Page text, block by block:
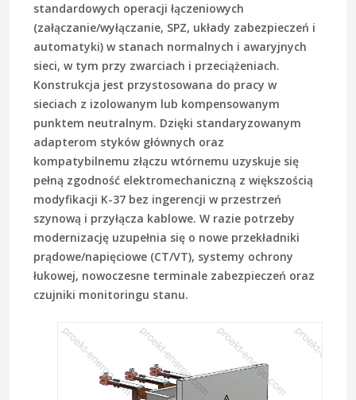
standardowych operacji łączeniowych
(załączanie/wyłączanie, SPZ, układy zabezpieczeń i
automatyki) w stanach normalnych i awaryjnych
sieci, w tym przy zwarciach i przeciążeniach.
Konstrukcja jest przystosowana do pracy w
sieciach z izolowanym lub kompensowanym
punktem neutralnym. Dzięki standaryzowanym
adapterom styków głównych oraz
kompatybilnemu złączu wtórnemu uzyskuje się
pełną zgodność elektromechaniczną z większością
modyfikacji K-37 bez ingerencji w przestrzeń
szynową i przyłącza kablowe. W razie potrzeby
modernizację uzupełnia się o nowe przekładniki
prądowe/napięciowe (CT/VT), systemy ochrony
łukowej, nowoczesne terminale zabezpieczeń oraz
czujniki monitoringu stanu.